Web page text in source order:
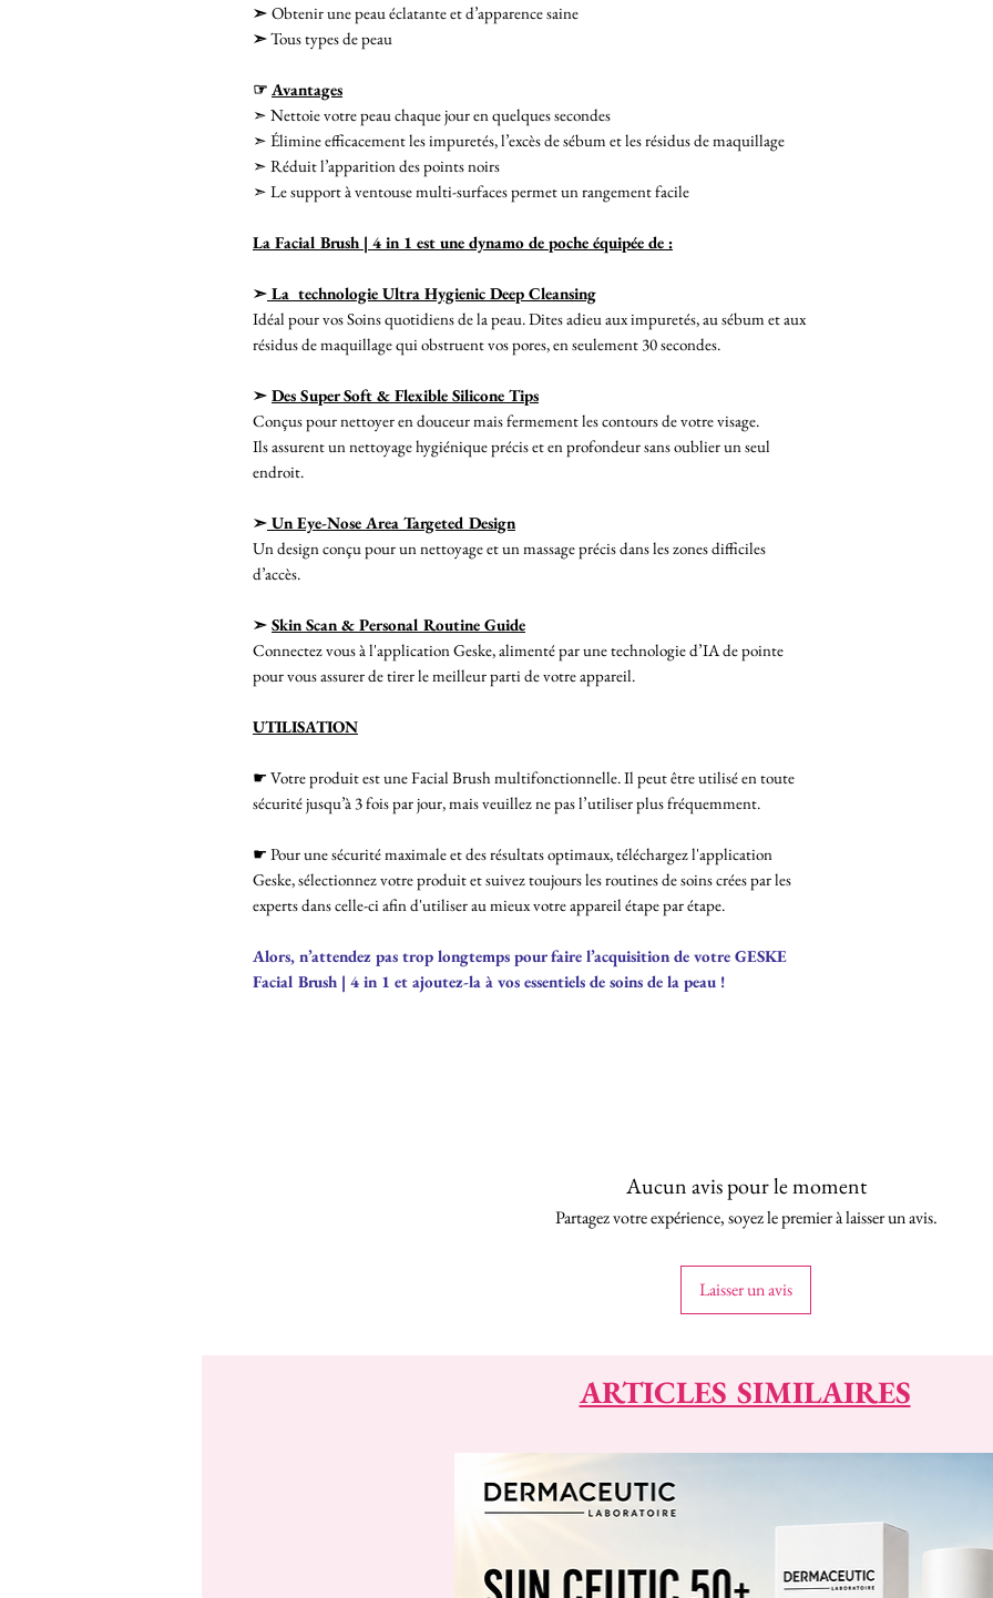
➣ Obtenir une peau éclatante et d’apparence saine
➣Tous types de peau
☞ Avantages
➣ Nettoie votre peau chaque jour en quelques secondes
➣ Élimine efficacement les impuretés, l’excès de sébum et les résidus de maquillage
➣ Réduit l’apparition des points noirs
➣ Le support à ventouse multi-surfaces permet un rangement facile
La Facial Brush | 4 in 1 est une dynamo de poche équipée de :
➣ La technologie Ultra Hygienic Deep Cleansing
Idéal pour vos Soins quotidiens de la peau. Dites adieu aux impuretés, au sébum et aux
résidus de maquillage qui obstruent vos pores, en seulement 30 secondes.
➣ Des Super Soft & Flexible Silicone Tips
Conçus pour nettoyer en douceur mais fermement les contours de votre visage.
Ils assurent un nettoyage hygiénique précis et en profondeur sans oublier un seul
endroit.
➣ Un Eye-Nose Area Targeted Design
Un design conçu pour un nettoyage et un massage précis dans les zones difficiles
d’accès.
➣ Skin Scan & Personal Routine Guide
Connectez vous à l'application Geske, alimenté par une technologie d’IA de pointe
pour vous assurer de tirer le meilleur parti de votre appareil.
UTILISATION
☛ Votre produit est une Facial Brush multifonctionnelle. Il peut être utilisé en toute
sécurité jusqu’à 3 fois par jour, mais veuillez ne pas l’utiliser plus fréquemment.
☛ Pour une sécurité maximale et des résultats optimaux, téléchargez l'application
Geske, sélectionnez votre produit et suivez toujours les routines de soins crées par les
experts dans celle-ci afin d'utiliser au mieux votre appareil étape par étape.
Alors, n’attendez pas trop longtemps pour faire l’acquisition de votre GESKE
Facial Brush | 4 in 1 et ajoutez-la à vos essentiels de soins de la peau !
Aucun avis pour le moment
Partagez votre expérience, soyez le premier à laisser un avis.
Laisser un avis
ARTICLES SIMILAIRES